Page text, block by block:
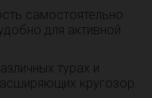
самостоятельно
для активной
турах и
кругозор.